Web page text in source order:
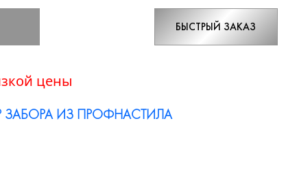
БЫСТРЫЙ ЗАКАЗ
цены
ЗАБОРА ИЗ ПРОФНАСТИЛА